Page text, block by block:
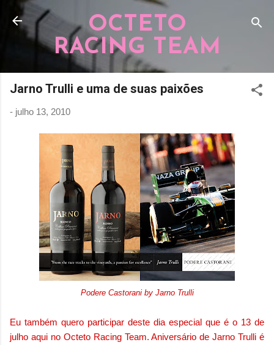
Pular para o conteúdo principal
OCTETO
RACING TEAM
Jarno Trulli e uma de suas paixões
- julho 13, 2010
Podere Castorani by Jarno Trulli
Eu também quero participar deste dia especial que é o 13 de
julho aqui no Octeto Racing Team. Aniversário de Jarno Trulli é